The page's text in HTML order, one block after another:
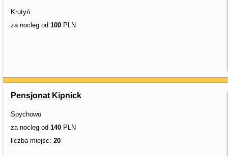
Krutyń
za nocleg od 100 PLN
Pensjonat Kipnick
Spychowo
za nocleg od 140 PLN
liczba miejsc: 20